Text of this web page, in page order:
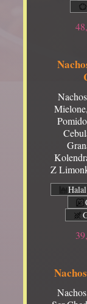
Z
Halal